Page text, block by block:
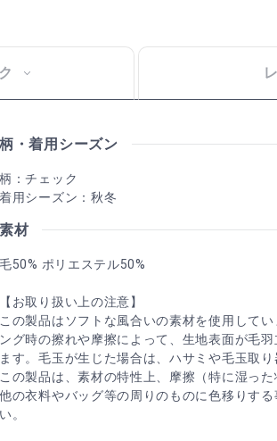
柄・着用シーズン
柄：チェック
着用シーズン：秋冬
素材
毛50% ポリエステル50%
【お取り扱い上の注意】
この製品はソフトな風合いの素材を使用して
ング時の擦れや摩擦によって、生地表面が毛
ます。毛玉が生じた場合は、ハサミや毛玉取
この製品は、素材の特性上、摩擦（特に湿っ
他の衣料やバッグ等の周りのものに色移りす
い。